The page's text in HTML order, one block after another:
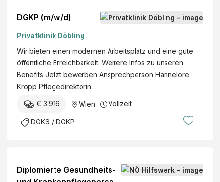
DGKP (m/w/d)
Privatklinik Döbling
Wir bieten einen modernen Arbeitsplatz und eine gute
öffentliche Erreichbarkeit. Weitere Infos zu unseren
Benefits Jetzt bewerben Ansprechperson Hannelore
Kropp Pflegedirektorin…
€ 3.916 Wien Vollzeit
DGKS / DGKP
Diplomierte Gesundheits-